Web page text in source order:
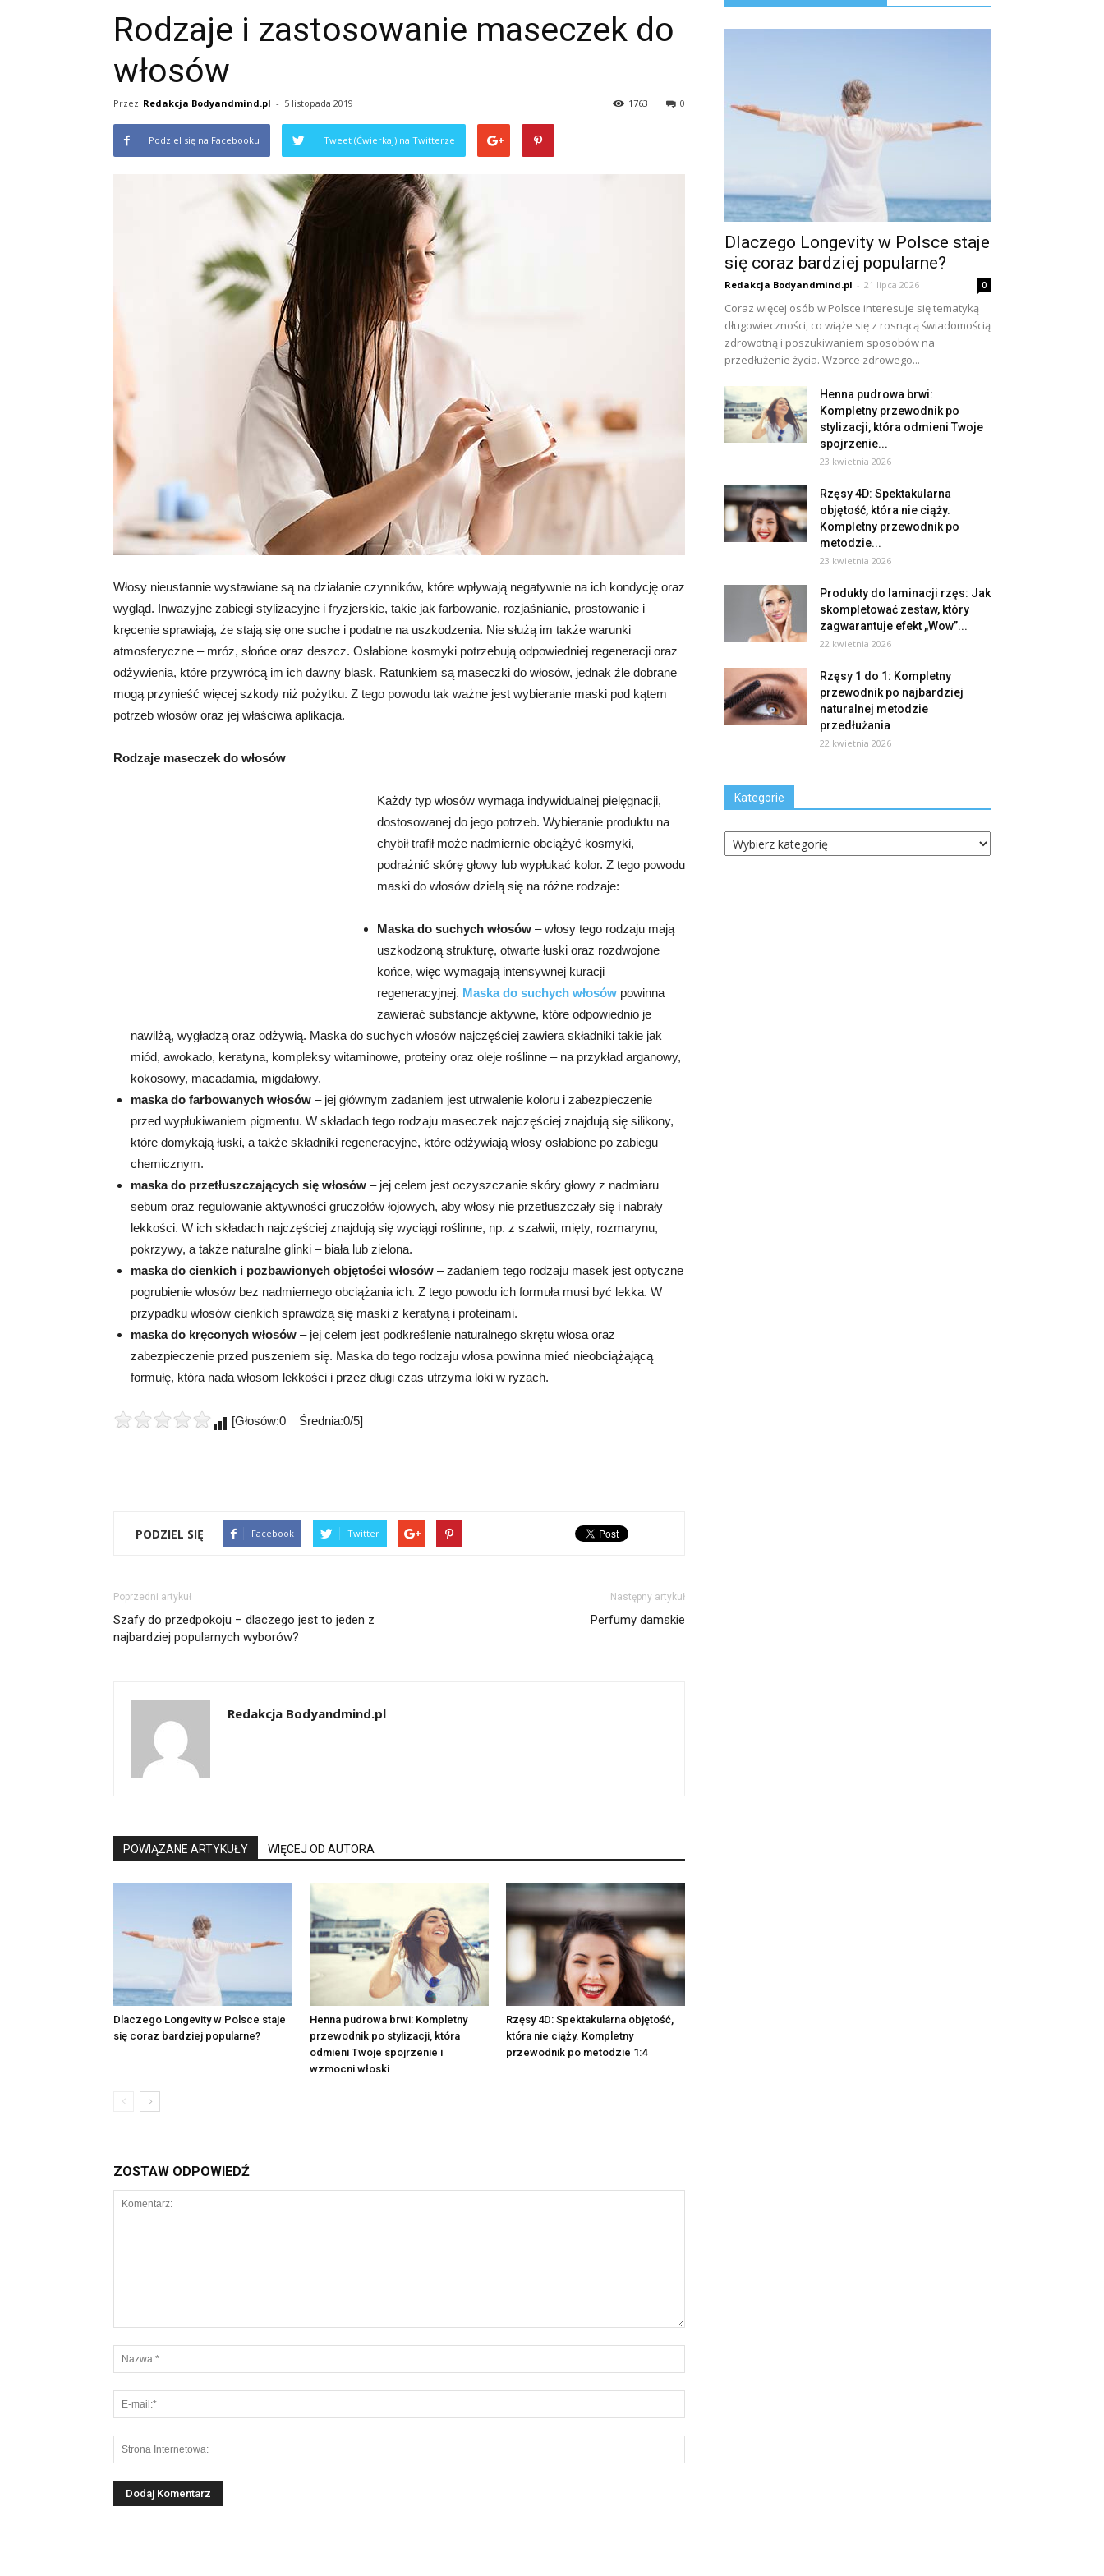
Rodzaje i zastosowanie maseczek do
włosów
Przez Redakcja Bodyandmind.pl - 5 listopada 2019 0
1763
Podziel się na Facebooku Tweet (Ćwierkaj) na Twitterze
Włosy nieustannie wystawiane są na działanie czynników, które wpływają negatywnie na ich kondycję oraz
wygląd. Inwazyjne zabiegi stylizacyjne i fryzjerskie, takie jak farbowanie, rozjaśnianie, prostowanie i
kręcenie sprawiają, że stają się one suche i podatne na uszkodzenia. Nie służą im także warunki
atmosferyczne – mróz, słońce oraz deszcz. Osłabione kosmyki potrzebują odpowiedniej regeneracji oraz
odżywienia, które przywrócą im ich dawny blask. Ratunkiem są maseczki do włosów, jednak źle dobrane
mogą przynieść więcej szkody niż pożytku. Z tego powodu tak ważne jest wybieranie maski pod kątem
potrzeb włosów oraz jej właściwa aplikacja.
Rodzaje maseczek do włosów
Każdy typ włosów wymaga indywidualnej pielęgnacji,
dostosowanej do jego potrzeb. Wybieranie produktu na
chybił trafił może nadmiernie obciążyć kosmyki,
podrażnić skórę głowy lub wypłukać kolor. Z tego powodu
maski do włosów dzielą się na różne rodzaje:
Maska do suchych włosów – włosy tego rodzaju mają
uszkodzoną strukturę, otwarte łuski oraz rozdwojone
końce, więc wymagają intensywnej kuracji
regeneracyjnej. Maska do suchych włosów powinna
zawierać substancje aktywne, które odpowiednio je
nawilżą, wygładzą oraz odżywią. Maska do suchych włosów najczęściej zawiera składniki takie jak
miód, awokado, keratyna, kompleksy witaminowe, proteiny oraz oleje roślinne – na przykład arganowy,
kokosowy, macadamia, migdałowy.
maska do farbowanych włosów – jej głównym zadaniem jest utrwalenie koloru i zabezpieczenie
przed wypłukiwaniem pigmentu. W składach tego rodzaju maseczek najczęściej znajdują się silikony,
które domykają łuski, a także składniki regeneracyjne, które odżywiają włosy osłabione po zabiegu
chemicznym.
maska do przetłuszczających się włosów – jej celem jest oczyszczanie skóry głowy z nadmiaru
sebum oraz regulowanie aktywności gruczołów łojowych, aby włosy nie przetłuszczały się i nabrały
lekkości. W ich składach najczęściej znajdują się wyciągi roślinne, np. z szałwii, mięty, rozmarynu,
pokrzywy, a także naturalne glinki – biała lub zielona.
maska do cienkich i pozbawionych objętości włosów – zadaniem tego rodzaju masek jest optyczne
pogrubienie włosów bez nadmiernego obciążania ich. Z tego powodu ich formuła musi być lekka. W
przypadku włosów cienkich sprawdzą się maski z keratyną i proteinami.
maska do kręconych włosów – jej celem jest podkreślenie naturalnego skrętu włosa oraz
zabezpieczenie przed puszeniem się. Maska do tego rodzaju włosa powinna mieć nieobciążającą
formułę, która nada włosom lekkości i przez długi czas utrzyma loki w ryzach.
[Głosów:0 Średnia:0/5]
PODZIEL SIĘ Facebook Twitter
Poprzedni artykuł
Szafy do przedpokoju – dlaczego jest to jeden z
najbardziej popularnych wyborów?
Następny artykuł
Perfumy damskie
Redakcja Bodyandmind.pl
POWIĄZANE ARTYKUŁY WIĘCEJ OD AUTORA
Dlaczego Longevity w Polsce staje
się coraz bardziej popularne?
Henna pudrowa brwi: Kompletny
przewodnik po stylizacji, która
odmieni Twoje spojrzenie i
wzmocni włoski
Rzęsy 4D: Spektakularna objętość,
która nie ciąży. Kompletny
przewodnik po metodzie 1:4
ZOSTAW ODPOWIEDŹ
Dlaczego Longevity w Polsce staje
się coraz bardziej popularne?
Redakcja Bodyandmind.pl - 21 lipca 2026 0
Coraz więcej osób w Polsce interesuje się tematyką
długowieczności, co wiąże się z rosnącą świadomością
zdrowotną i poszukiwaniem sposobów na
przedłużenie życia. Wzorce zdrowego...
Henna pudrowa brwi:
Kompletny przewodnik po
stylizacji, która odmieni Twoje
spojrzenie...
23 kwietnia 2026
Rzęsy 4D: Spektakularna
objętość, która nie ciąży.
Kompletny przewodnik po
metodzie...
23 kwietnia 2026
Produkty do laminacji rzęs: Jak
skompletować zestaw, który
zagwarantuje efekt „Wow”...
22 kwietnia 2026
Rzęsy 1 do 1: Kompletny
przewodnik po najbardziej
naturalnej metodzie
przedłużania
22 kwietnia 2026
Kategorie
Kategorie